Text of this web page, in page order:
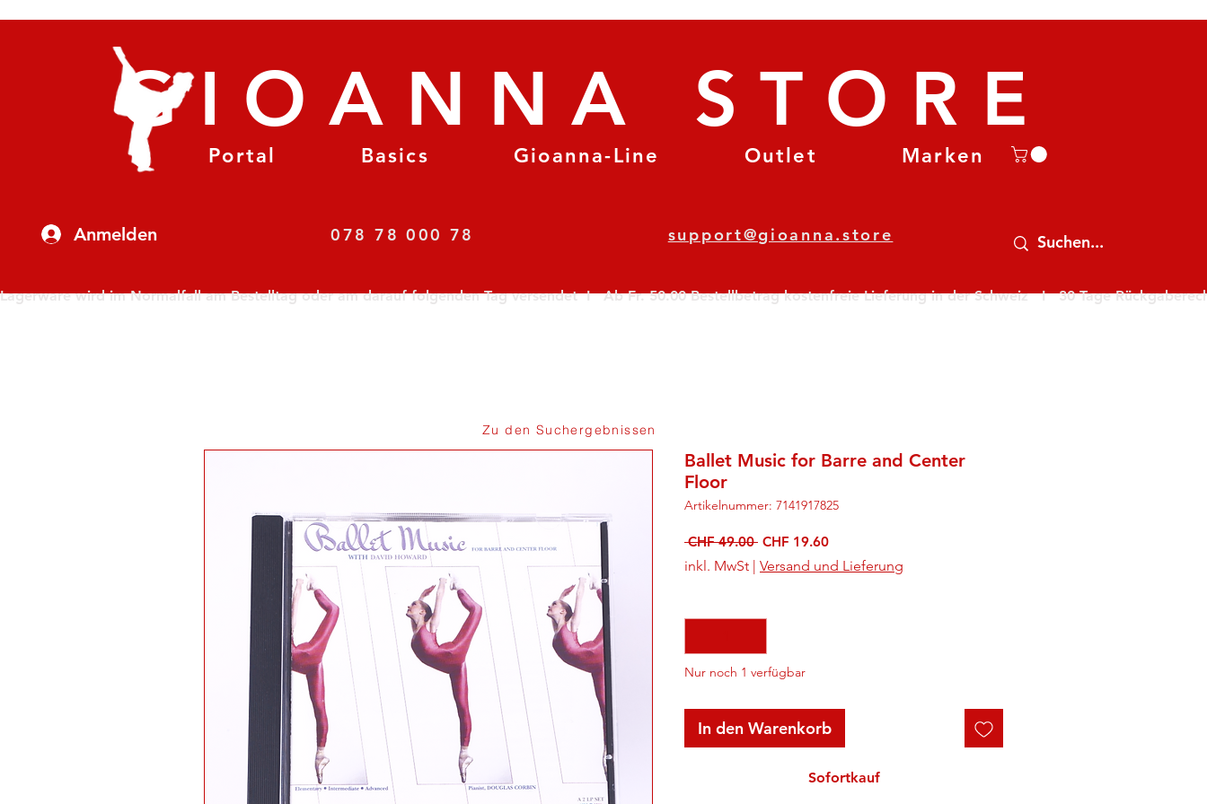
Anmelden
Portal Basics Gioanna-Line Outlet Marken
GIOANNA STORE
078 78 000 78 support@gioanna.store
Lagerware wird im Normalfall am Bestelltag oder am darauf folgenden Tag versendet  I   Ab Fr. 50.00 Bestellbetrag kostenfreie Lieferung in der Schweiz   I   30 Tage
Ballet Music for Barre and Center
Floor
Artikelnummer: 7141917825
CHF 49.00 Standardpreis
CHF 19.60Sale-
Preis
inkl. MwSt | Versand und Lieferung
Nur noch 1 verfügbar
In den Warenkorb
Sofortkauf
Zu den Suchergebnissen